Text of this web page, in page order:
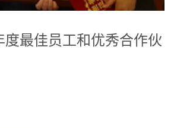
度最佳员工和优秀合作伙